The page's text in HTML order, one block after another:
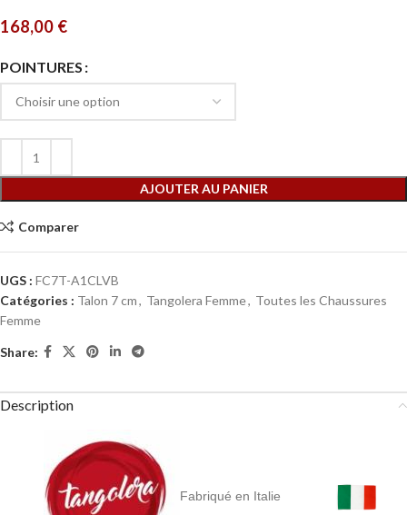
168,00 €
POINTURES
AJOUTER AU PANIER
Comparer
UGS : FC7T-A1CLVB
Catégories : Talon 7 cm, Tangolera Femme, Toutes les Chaussures
Femme
Share:
Description
Fabriqué en Italie